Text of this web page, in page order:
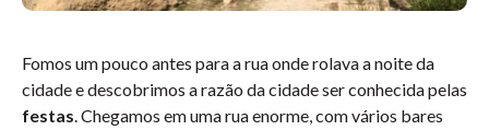
Fomos um pouco antes para a rua onde rolava a noite da
cidade e descobrimos a razão da cidade ser conhecida pelas
festas. Chegamos em uma rua enorme, com vários bares